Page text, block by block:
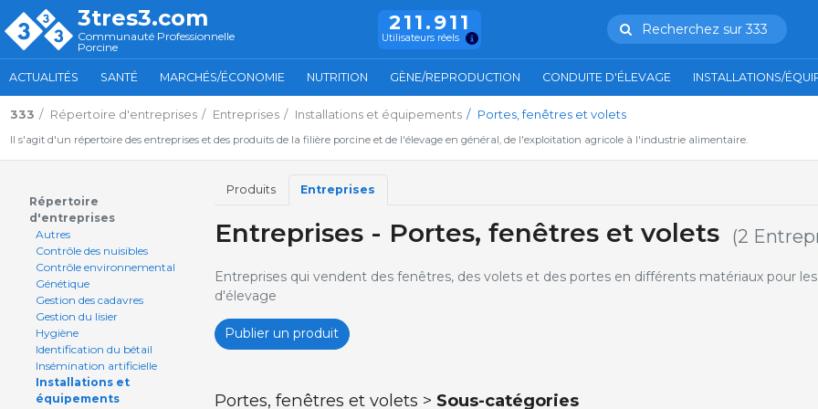
3tres3.com
Communauté Professionnelle
Porcine
211.911
Utilisateurs réels
Recherchez sur 333
ACTUALITÉS SANTÉ MARCHÉS/ÉCONOMIE NUTRITION GÈNE/REPRODUCTION CONDUITE D'ÉLEVAGE INSTALLATIONS/
333 Répertoire d'entreprises Entreprises Installations et équipements Portes, fenêtres et volets
Il s'agit d'un répertoire des entreprises et des produits de la filière porcine et de l'élevage en général, de l'exploitation agricole à l'industrie alimentaire.
Répertoire
d'entreprises
Autres
Contrôle des nuisibles
Contrôle environnemental
Génétique
Gestion des cadavres
Gestion du lisier
Hygiène
Identification du bétail
Insémination artificielle
Installations et
équipements
Produits Entreprises
Entreprises - Portes, fenêtres et volets (2
Entreprises qui vendent des fenêtres, des volets et des portes en différents matériaux pour
d'élevage
Publier un produit
Portes, fenêtres et volets > Sous-catégories